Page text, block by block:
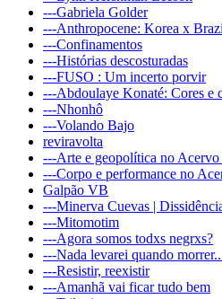
---Gabriela Golder
---Anthropocene: Korea x
---Confinamentos
---Histórias descosturadas
---FUSO : Um incerto porvir
---Abdoulaye Konaté: Cores e
---Nhonhô
---Volando Bajo
reviravolta
---Arte e geopolítica no
---Corpo e performance no
Galpão VB
---Minerva Cuevas |
---Mitomotim
---Agora somos todxs negrxs?
---Nada levarei quando
---Resistir, reexistir
---Amanhã vai ficar tudo bem